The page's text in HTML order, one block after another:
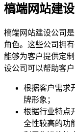
槁端网站建
槁端网站建设公司
角色。这些公司拥
能够为客户提供定
设公司可以帮助客户
根据客户需求
牌形象；
根据行业特点
全性较高的功